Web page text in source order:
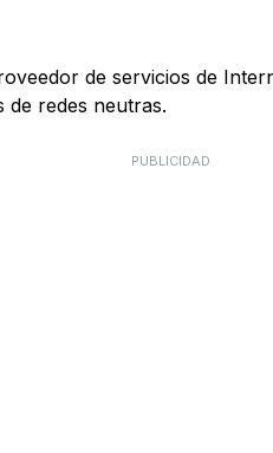
de servicios de
de redes neutras.
PUBLICIDAD